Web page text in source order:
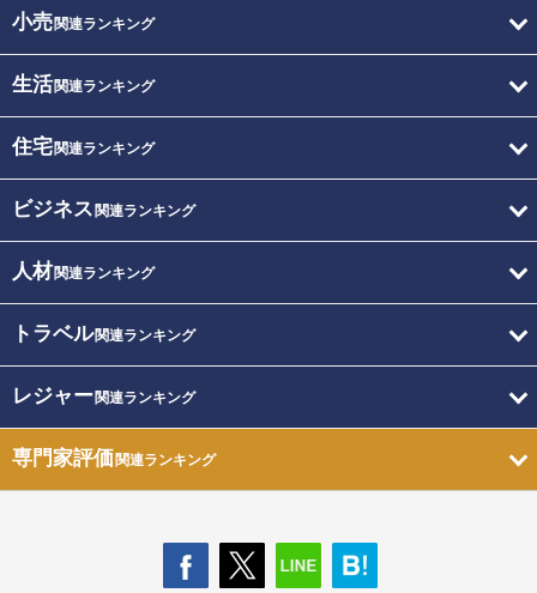
小売関連ランキング
生活関連ランキング
住宅関連ランキング
ビジネス 関連ランキング
人材関連ランキング
トラベル関連ランキング
レジャー関連ランキング
専門家評価関連ランキング